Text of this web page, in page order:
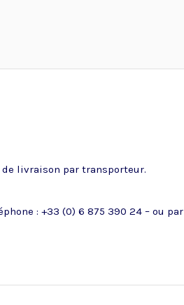
de livraison par transporteur.
: +33 (0) 6 875 390 24 – ou par